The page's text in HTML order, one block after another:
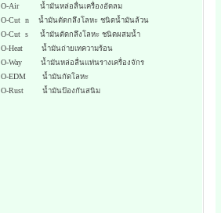
O-Air น้ำมันหล่อลื่นเครื่องอัดลม
O-Cut n น้ำมันตัดกลึงโลหะ ชนิดน้ำมันล้วน
O-Cut s น้ำมันตัดกลึงโลหะ ชนิดผสมน้ำ
O-Heat น้ำมันถ่ายเทความร้อน
O-Way น้ำมันหล่อลื่นแท่นรางเครื่องจักร
O-EDM น้ำมันกัดโลหะ
O-Rust น้ำมันป้องกันสนิม